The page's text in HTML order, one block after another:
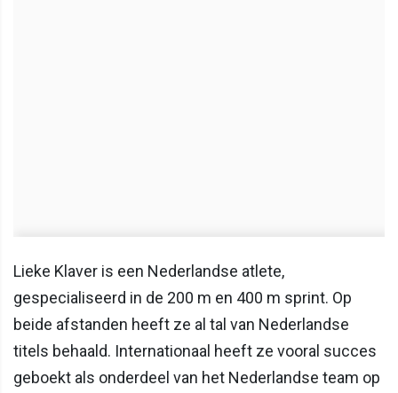
Lieke Klaver is een Nederlandse atlete,
gespecialiseerd in de 200 m en 400 m sprint. Op
beide afstanden heeft ze al tal van Nederlandse
titels behaald. Internationaal heeft ze vooral succes
geboekt als onderdeel van het Nederlandse team op